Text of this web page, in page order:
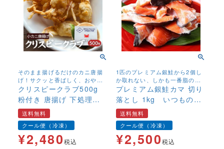
そのまま揚げるだけのカニ唐揚
げ！サクッと香ばしく、おやつ
にも酒の肴にも最適です！
クリスピークラブ500g
粉付き 唐揚げ 下処理い
らず 業務用 かに カニ 蟹
送料無料
送料無料
クール便（冷凍）
¥2,480税込
1匹のプレミアム銀鮭から2個し
か取れない、しかも一番脂の乗
る部分の希少なカマと尾っぽが
入っています！脂がのって、ふ
んわりジューシー！
プレミアム銀鮭カマ 切り
落とし 1kg いつもの鮭
さけ サケ サケカマ 人気
お弁当 酒の肴 魚 さかな
塩鮭 新巻鮭 しゃけ【送
料無料】
送料無料
クール便（冷凍）
¥2,500税込